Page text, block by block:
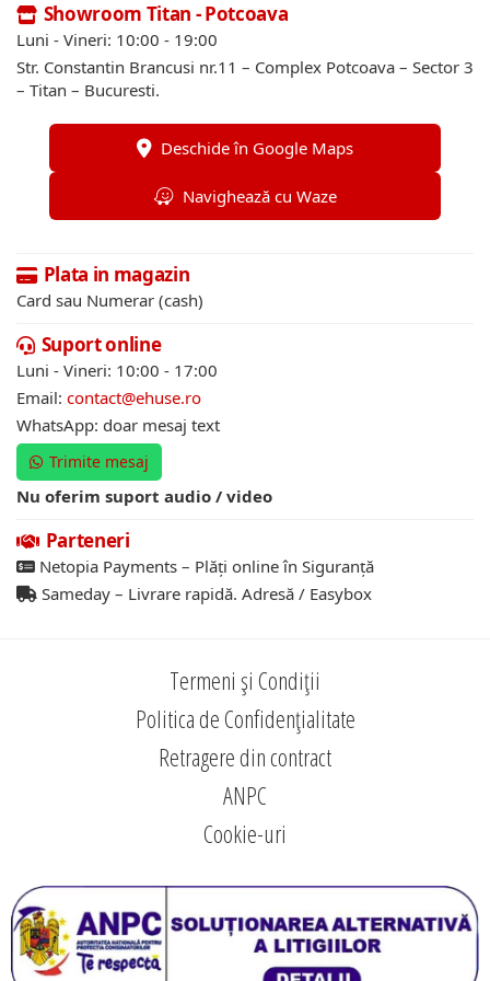
Showroom Titan - Potcoava
Luni - Vineri: 10:00 - 19:00
Str. Constantin Brancusi nr.11 – Complex Potcoava – Sector 3
– Titan – Bucuresti.
Deschide în Google Maps
Navighează cu Waze
Plata in magazin
Card sau Numerar (cash)
Suport online
Luni - Vineri: 10:00 - 17:00
Email: contact@ehuse.ro
WhatsApp: doar mesaj text
Trimite mesaj
Nu oferim suport audio / video
Parteneri
Netopia Payments – Plăți online în Siguranță
Sameday – Livrare rapidă. Adresă / Easybox
Termeni și Condiții
Politica de Confidențialitate
Retragere din contract
ANPC
Cookie-uri